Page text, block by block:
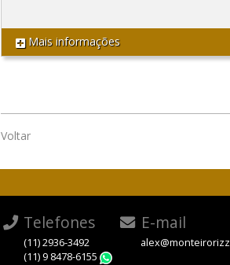
Mais informações
Voltar
Telefones
(11) 2936-3492
(11) 9 8478-6155
E-mail